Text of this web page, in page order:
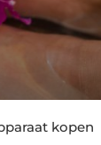
kopen